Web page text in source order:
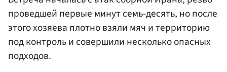
проведшей первые минут семь-десять, но после
этого хозяева плотно взяли мяч и территорию
под контроль и совершили несколько опасных
подходов.